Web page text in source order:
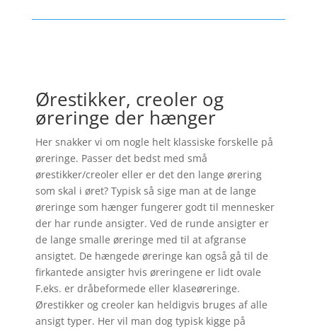
Ørestikker, creoler og
øreringe der hænger
Her snakker vi om nogle helt klassiske forskelle på
øreringe. Passer det bedst med små
ørestikker/creoler eller er det den lange ørering
som skal i øret? Typisk så sige man at de lange
øreringe som hænger fungerer godt til mennesker
der har runde ansigter. Ved de runde ansigter er
de lange smalle øreringe med til at afgranse
ansigtet. De hængede øreringe kan også gå til de
firkantede ansigter hvis øreringene er lidt ovale
F.eks. er dråbeformede eller klaseøreringe.
Ørestikker og creoler kan heldigvis bruges af alle
ansigt typer. Her vil man dog typisk kigge på